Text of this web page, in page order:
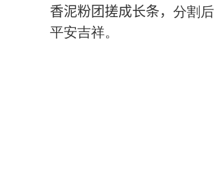
香泥粉团搓成长条， 分割后
平安吉祥。